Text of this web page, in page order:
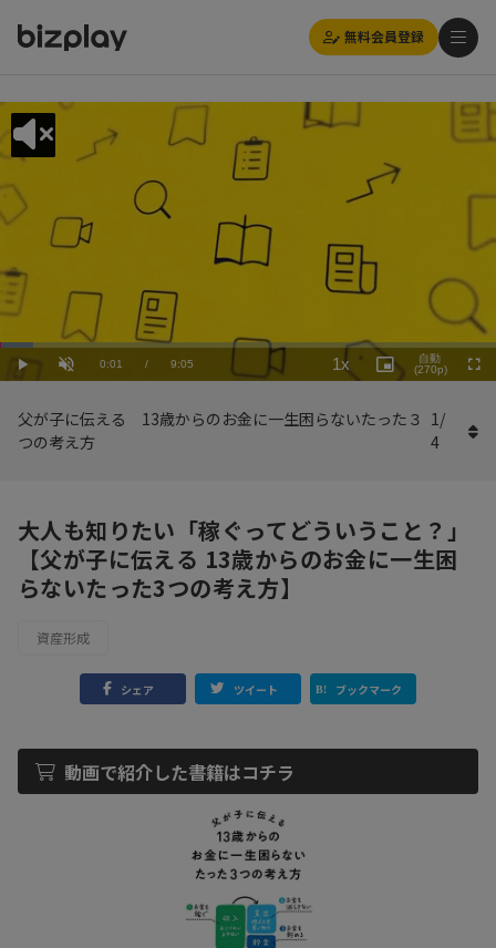
無料会員登録
Play UnmuteCurrent
0:01 / Duration
9:05
Loaded:
6.61%
1x
Rate
Picture-
in-
自動
(270p)
父が子に伝える 13歳からのお金に一生困らないたった３
つの考え方
1/
4
大人も知りたい「稼ぐってどういうこと？」
【父が子に伝える 13歳からのお金に一生困
らないたった3つの考え方】
資産形成
シェア ツイート ブックマーク
動画で紹介した書籍はコチラ